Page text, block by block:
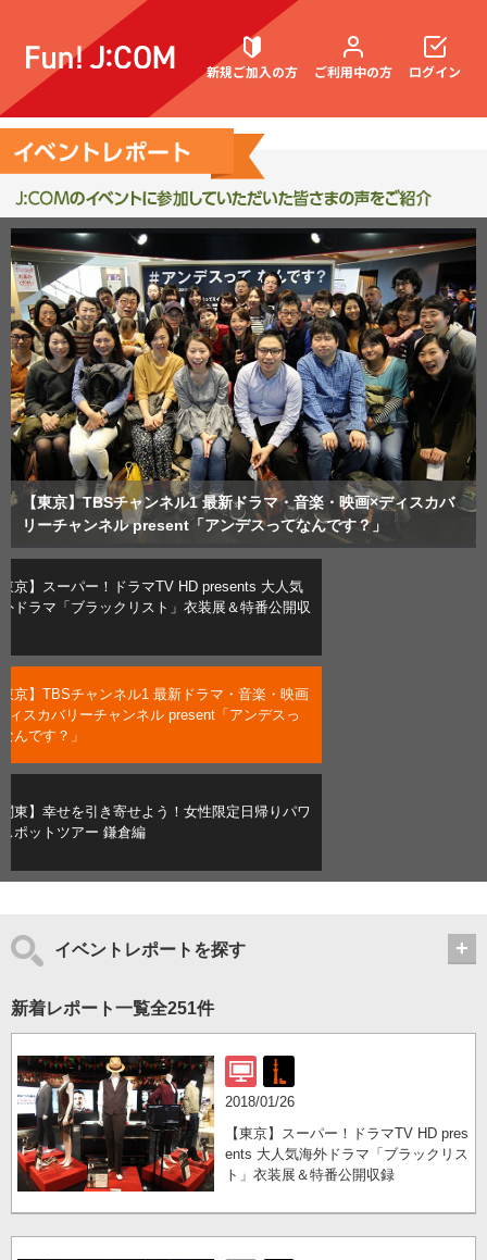
新規ご加入の方 ご利用中の方
契約内容確認・変更
お困りごと解決・よくあるご質問
ログイン
【東京】スーパー！ドラマTV HD presents 大人気海外ドラマ
「ブラックリスト」衣装展＆特番公開収録
【東京】TBSチャンネル1 最新ドラマ・音楽・映画×ディスカバ
リーチャンネル present「アンデスってなんです？」
【関東】幸せを引き寄せよう！女性限定日帰りパワースポットツ
アー 鎌倉編
京】スーパー！ドラマTV HD presents 大人気
ドラマ「ブラックリスト」衣装展＆特番公開収
京】TBSチャンネル1 最新ドラマ・音楽・映画
ィスカバリーチャンネル present「アンデスっ
んです？」
東】幸せを引き寄せよう！女性限定日帰りパワ
ポットツアー 鎌倉編
イベントレポートを探す
新着レポート一覧全251件
2018/01/26
【東京】スーパー！ドラマTV HD pres
ents 大人気海外ドラマ「ブラックリス
ト」衣装展＆特番公開収録